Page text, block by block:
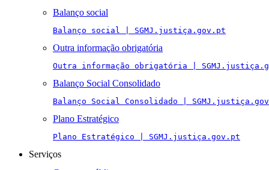
Balanço social
Balanço social | SGMJ.justiça.gov.pt
Outra informação obrigatória
Outra informação obrigatória |
Balanço Social Consolidado
Balanço Social Consolidado |
Plano Estratégico
Plano Estratégico | SGMJ.justiça.gov.pt
Serviços